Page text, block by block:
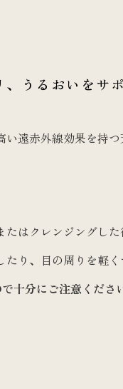
うるおいをサ
遠赤外線効果を持つ
はクレンジングし
り、目の周りを軽く
十分にご注意ください